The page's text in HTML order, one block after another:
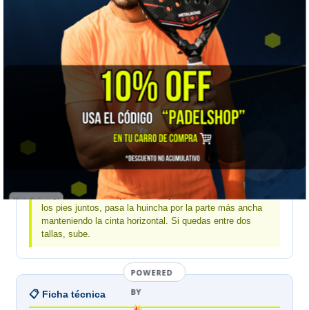
Joma · medidas de tu cuerpo en centímetros
XS S M
Cintura 69-73 74-78 79-82
86-91 92-95 96-100 101-104
78,5 79
Mídete a ti, no la prenda:
Joma publica medidas
corporales. Para la parte de abajo manda la cadera: con
los pies juntos, pasa la huincha por la parte más ancha
manteniendo la cinta horizontal. Si quedas entre dos
tallas, sube.
📋 Ficha técnica
POWERED
BY